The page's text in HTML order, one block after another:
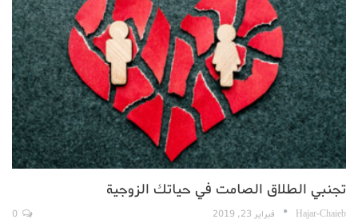
تجنبي الطلاق الصامت في حياتك الزوجية
Hajar-Chaieb فبراير 23, 2019